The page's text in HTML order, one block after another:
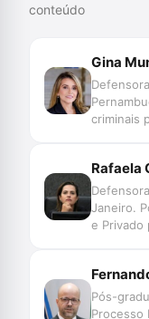
conteúdo
Gina
criminais
Rafaela
Janeiro.
e Privado
Pós-
Processo